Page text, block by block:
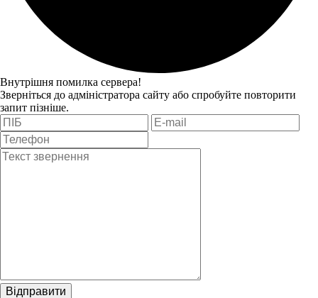
Внутрішня помилка сервера!
Зверніться до адміністратора сайту або спробуйте повторити
запит пізніше.
Відправити